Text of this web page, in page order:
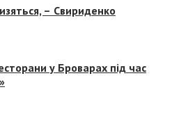
– Свириденко
у Броварах під час